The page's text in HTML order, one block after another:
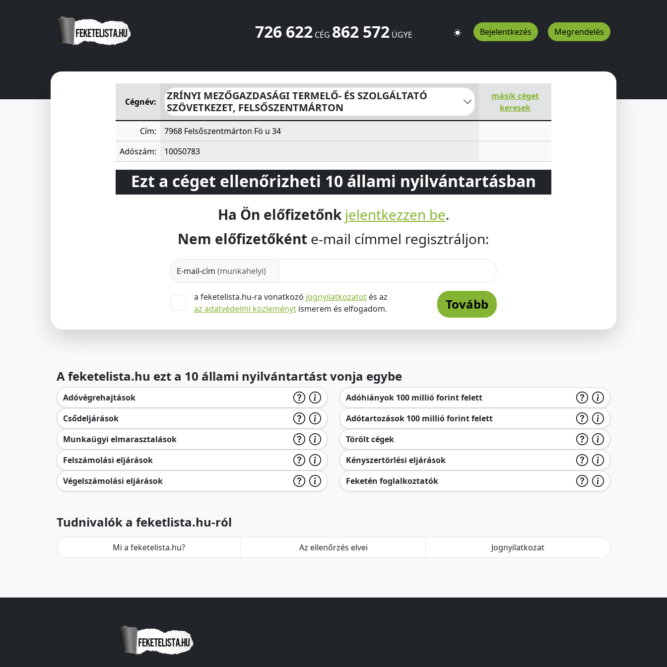
726 622CÉG 862 572ÜGYE Bejelentkezés Megrendelés
ZRÍNYI MEZŐGAZDASÁGI TERMELŐ- ÉS SZOLGÁLTATÓ SZÖVETKEZET, FELSŐSZENTMÁRTONFö u 34
Cégnév:
ZRÍNYI MEZŐGAZDASÁGI TERMELŐ- ÉS SZOLGÁLTATÓ
SZÖVETKEZET, FELSŐSZENTMÁRTON
másik céget
keresek
Cím:
7968 Felsőszentmárton Fö u 34
Adószám:
10050783
Ezt a céget ellenőrizheti 10 állami nyilvántartásban
Ha Ön előfizetőnk jelentkezzen be.
Nem előfizetőként e-mail címmel regisztráljon:
E-mail-cím (munkahelyi)
a feketelista.hu-ra vonatkozó jognyilatkozatotés az
az adatvédelmi közleménytismerem és elfogadom. Tovább
A feketelista.hu ezt a 10 állami nyilvántartást vonja egybe
Adóvégrehajtások
Csődeljárások
Munkaügyi elmarasztalások
Felszámolási eljárások
Végelszámolási eljárások
Adóhiányok 100 millió forint felett
Adótartozások 100 millió forint felett
Törölt cégek
Kényszertörlési eljárások
Feketén foglalkoztatók
Tudnivalók a feketlista.hu-ról
Mi a feketelista.hu? Az ellenőrzés elvei Jognyilatkozat